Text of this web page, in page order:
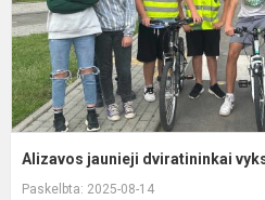
Alizavos jaunieji dviratininkai
Paskelbta: 2025-08-14